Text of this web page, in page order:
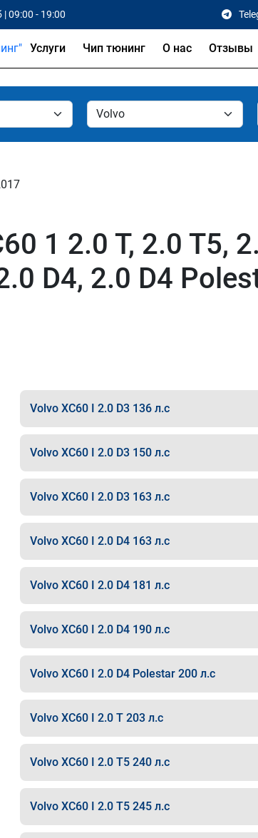
| 09:00 - 19:00
Услуги Чип тюнинг О нас Отзывы
1 2.0 T, 2.0 T5,
D4, 2.0 D4
Volvo XC60 I 2.0 D3 136 л.с
Volvo XC60 I 2.0 D3 150 л.с
Volvo XC60 I 2.0 D3 163 л.с
Volvo XC60 I 2.0 D4 163 л.с
Volvo XC60 I 2.0 D4 181 л.с
Volvo XC60 I 2.0 D4 190 л.с
Volvo XC60 I 2.0 D4 Polestar 200 л.с
Volvo XC60 I 2.0 T 203 л.с
Volvo XC60 I 2.0 T5 240 л.с
Volvo XC60 I 2.0 T5 245 л.с